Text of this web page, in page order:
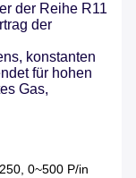
der Reihe R11
der
konstanten
für hohen
Gas,
0~500 P/in